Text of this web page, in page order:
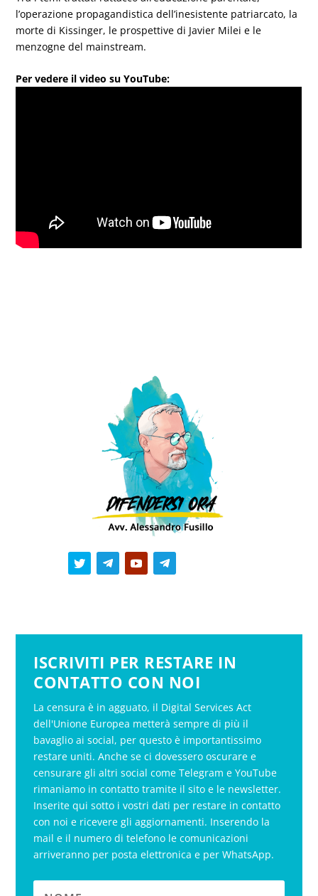
l’operazione propagandistica dell’inesistente patriarcato, la
morte di Kissinger, le prospettive di Javier Milei e le
menzogne del mainstream.
Per vedere il video su YouTube:
ISCRIVITI PER RESTARE IN
CONTATTO CON NOI
La censura è in agguato, il Digital Services Act
dell'Unione Europea metterà sempre di più il
bavaglio ai social, per questo è importantissimo
restare uniti. Anche se ci dovessero oscurare e
censurare gli altri social come Telegram e YouTube
rimaniamo in contatto tramite il sito e le newsletter.
Inserite qui sotto i vostri dati per restare in contatto
con noi e ricevere gli aggiornamenti. Inserendo la
mail e il numero di telefono le comunicazioni
arriveranno per posta elettronica e per WhatsApp.